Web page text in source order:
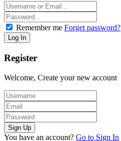
Remember me Forget password?
Register
Welcome, Create your new account
You have an account? Go to Sign In